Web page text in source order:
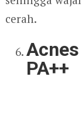
cerah.
PA++